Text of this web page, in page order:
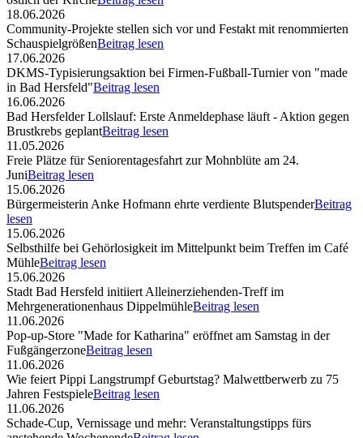
18.06.2026
Community-Projekte stellen sich vor und Festakt mit renommierten
SchauspielgrößenBeitrag lesen
17.06.2026
DKMS-Typisierungsaktion bei Firmen-Fußball-Turnier von "made
in Bad Hersfeld"Beitrag lesen
16.06.2026
Bad Hersfelder Lollslauf: Erste Anmeldephase läuft - Aktion gegen
Brustkrebs geplantBeitrag lesen
11.05.2026
Freie Plätze für Seniorentagesfahrt zur Mohnblüte am 24.
JuniBeitrag lesen
15.06.2026
Bürgermeisterin Anke Hofmann ehrte verdiente BlutspenderBeitrag
lesen
15.06.2026
Selbsthilfe bei Gehörlosigkeit im Mittelpunkt beim Treffen im Café
MühleBeitrag lesen
15.06.2026
Stadt Bad Hersfeld initiiert Alleinerziehenden-Treff im
Mehrgenerationenhaus DippelmühleBeitrag lesen
11.06.2026
Pop-up-Store "Made for Katharina" eröffnet am Samstag in der
FußgängerzoneBeitrag lesen
11.06.2026
Wie feiert Pippi Langstrumpf Geburtstag? Malwettberwerb zu 75
Jahren FestspieleBeitrag lesen
11.06.2026
Schade-Cup, Vernissage und mehr: Veranstaltungstipps fürs